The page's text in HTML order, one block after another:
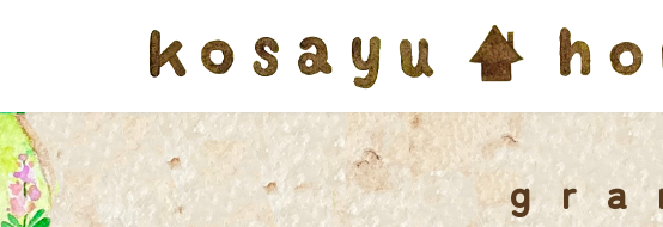
ツ
へ
ス
キ
シ
ョ
ン
に